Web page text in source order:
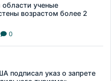
области ученые
возрастом более 2
0
подписал указ о запрете